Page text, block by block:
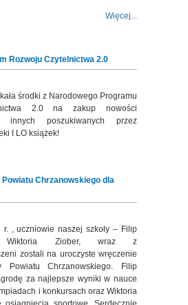
Więcej...
Rozwoju Czytelnictwa 2.0
środki z Narodowego Programu
2.0 na zakup nowości
innych poszukiwanych przez
I LO książek!
Chrzanowskiego dla
, uczniowie naszej szkoły – Filip
Wiktoria Ziober, wraz z
zostali na uroczyste wręczenie
Powiatu Chrzanowskiego. Filip
za najlepsze wyniki w nauce
i konkursach oraz Wiktoria